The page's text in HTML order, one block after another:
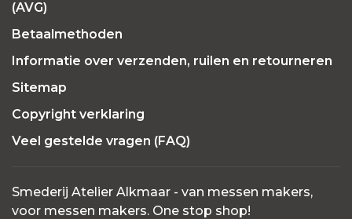
(AVG)
Betaalmethoden
Informatie over verzenden, ruilen en retourneren
Sitemap
Copyright verklaring
Veel gestelde vragen (FAQ)
Smederij Atelier Alkmaar - van messen makers,
voor messen makers. One stop shop!